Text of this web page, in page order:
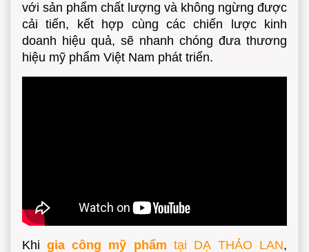
với sản phẩm chất lượng và không ngừng được
cải tiến, kết hợp cùng các chiến lược kinh
doanh hiệu quả, sẽ nhanh chóng đưa thương
hiệu mỹ phẩm Việt Nam phát triển.
Khigia công mỹ phẩm tại DẠ THẢO LAN,